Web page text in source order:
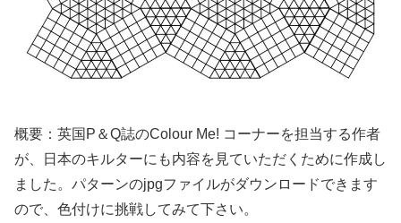
概要：英国P＆Q誌のColour Me! コーナーを担当する作者
が、日本のキルターにも内容を見ていただくために作成し
ました。パターンのjpgファイルがダウンロードできます
ので、色付けに挑戦してみて下さい。